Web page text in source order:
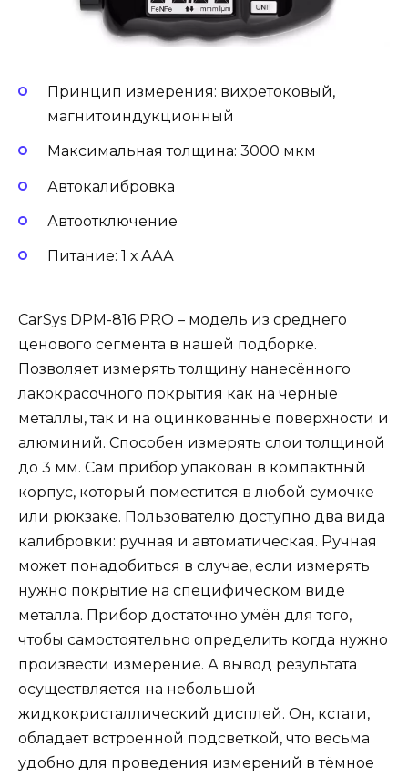
Принцип измерения: вихретоковый,
магнитоиндукционный
Максимальная толщина: 3000 мкм
Автокалибровка
Автоотключение
Питание: 1 х ААА
CarSys DPM-816 PRO – модель из среднего
ценового сегмента в нашей подборке.
Позволяет измерять толщину нанесённого
лакокрасочного покрытия как на черные
металлы, так и на оцинкованные поверхности и
алюминий. Способен измерять слои толщиной
до 3 мм. Сам прибор упакован в компактный
корпус, который поместится в любой сумочке
или рюкзаке. Пользователю доступно два вида
калибровки: ручная и автоматическая. Ручная
может понадобиться в случае, если измерять
нужно покрытие на специфическом виде
металла. Прибор достаточно умён для того,
чтобы самостоятельно определить когда нужно
произвести измерение. А вывод результата
осуществляется на небольшой
жидкокристаллический дисплей. Он, кстати,
обладает встроенной подсветкой, что весьма
удобно для проведения измерений в тёмное